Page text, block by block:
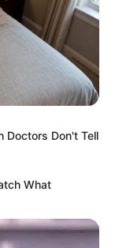
Doctors Don't Tell
What